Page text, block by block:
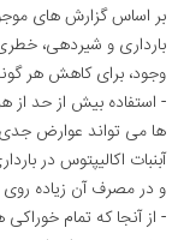
بر اساس گزارش های
بارداری و شیردهی،
وجود، برای کاهش هر
- استفاده بیش از حد از
ها می تواند عوارض جدی
آبنبات اکالیپتوس در
و در مصرف آن زیاده روی
- از آنجا که تمام